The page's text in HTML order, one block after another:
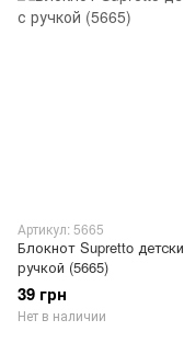
Артикул: 5665
Блокнот Supretto
ручкой (5665)
39 грн
Нет в наличии